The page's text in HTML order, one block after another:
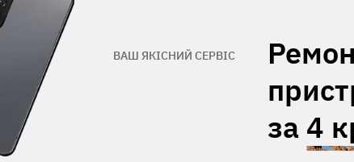
** При відсутності даних вкладених з
використовуватися ПІБ, номер телефону або
адресу доставки зазначений в накладній
ВАШ ЯКІСНИЙ СЕРВІС
за 4